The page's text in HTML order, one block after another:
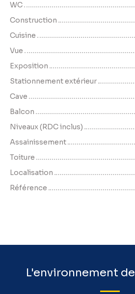
WC
Construction
Cuisine
Vue
Exposition
Stationnement extérieur
Cave
Balcon
Niveaux (RDC inclus)
Assainissement
Toiture
Localisation
Référence
L'environnement